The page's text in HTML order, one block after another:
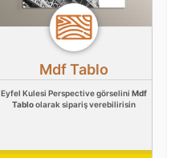
Mdf Tablo
Eyfel Kulesi Perspective görselini Mdf
Tabloolarak sipariş verebilirisin